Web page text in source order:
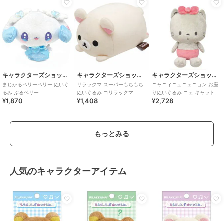
キャラクターズショップ ラフラフ
まじかるベリーベリー ぬいぐ
るみ ぶるベリー
¥1,870
キャラクターズショップ ラフラフ
リラックマ スーパーもちもち
ぬいぐるみ コリラックマ
¥1,408
キャラクターズショップ ラフラフ
ニャニィニュニェニョン お座
りぬいぐるみ ニェ キャットシ
リーズ
¥2,728
もっとみる
人気のキャラクターアイテム